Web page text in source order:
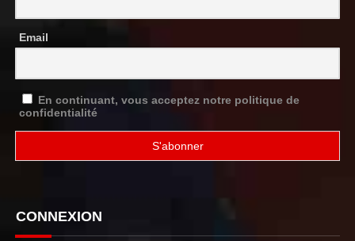
Email
En continuant, vous acceptez notre politique de
confidentialité
CONNEXION